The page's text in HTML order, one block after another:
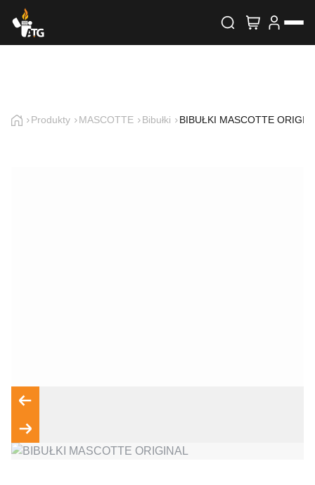
Wyszukiwarka produktów
Imię i nazwisko
Produkty MASCOTTE Bibułki BIBUŁKI MASCOTTE